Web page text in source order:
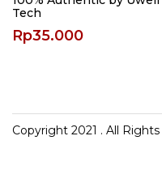
Tech
Rp35.000
Copyright 2021 . All